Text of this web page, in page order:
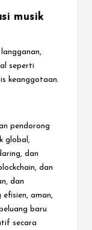
musik
seperti
keanggotaan.
pendorong
global,
dan
dan
dan
aman,
baru
secara